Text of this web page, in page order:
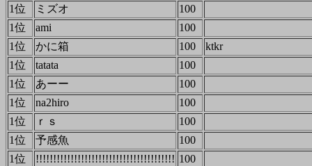
1位
ミズオ
100
1位
ami
100
1位
かに箱 100
ktkr
1位
tatata
100
1位
あーー
100
1位
na2hiro
100
1位
ｒｓ
100
1位
予感魚
100
1位
!!!!!!!!!!!!!!!!!!!!!!!!!!!!!!!!!!!!!!!! 100